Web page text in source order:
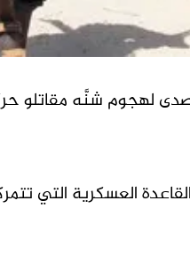
لهجوم شنَّه
العسكرية التي